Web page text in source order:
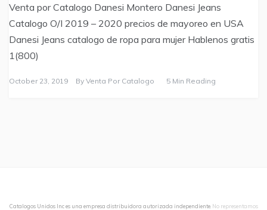
Venta por Catalogo Danesi Montero Danesi Jeans
Catalogo O/I 2019 – 2020 precios de mayoreo en USA
Danesi Jeans catalogo de ropa para mujer Hablenos gratis
1(800)
October 23, 2019 By Venta Por Catalogo 5 Min Reading
Catalogos Unidos Inc es una empresa distribuidora autorizada independiente. No representamos